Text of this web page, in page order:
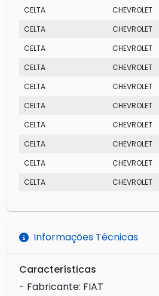
CELTA
CHEVROLET
CELTA
CHEVROLET
CELTA
CHEVROLET
CELTA
CHEVROLET
CELTA
CHEVROLET
CELTA
CHEVROLET
CELTA
CHEVROLET
CELTA
CHEVROLET
CELTA
CHEVROLET
CELTA
CHEVROLET
Informações Técnicas
Características
- Fabricante: FIAT